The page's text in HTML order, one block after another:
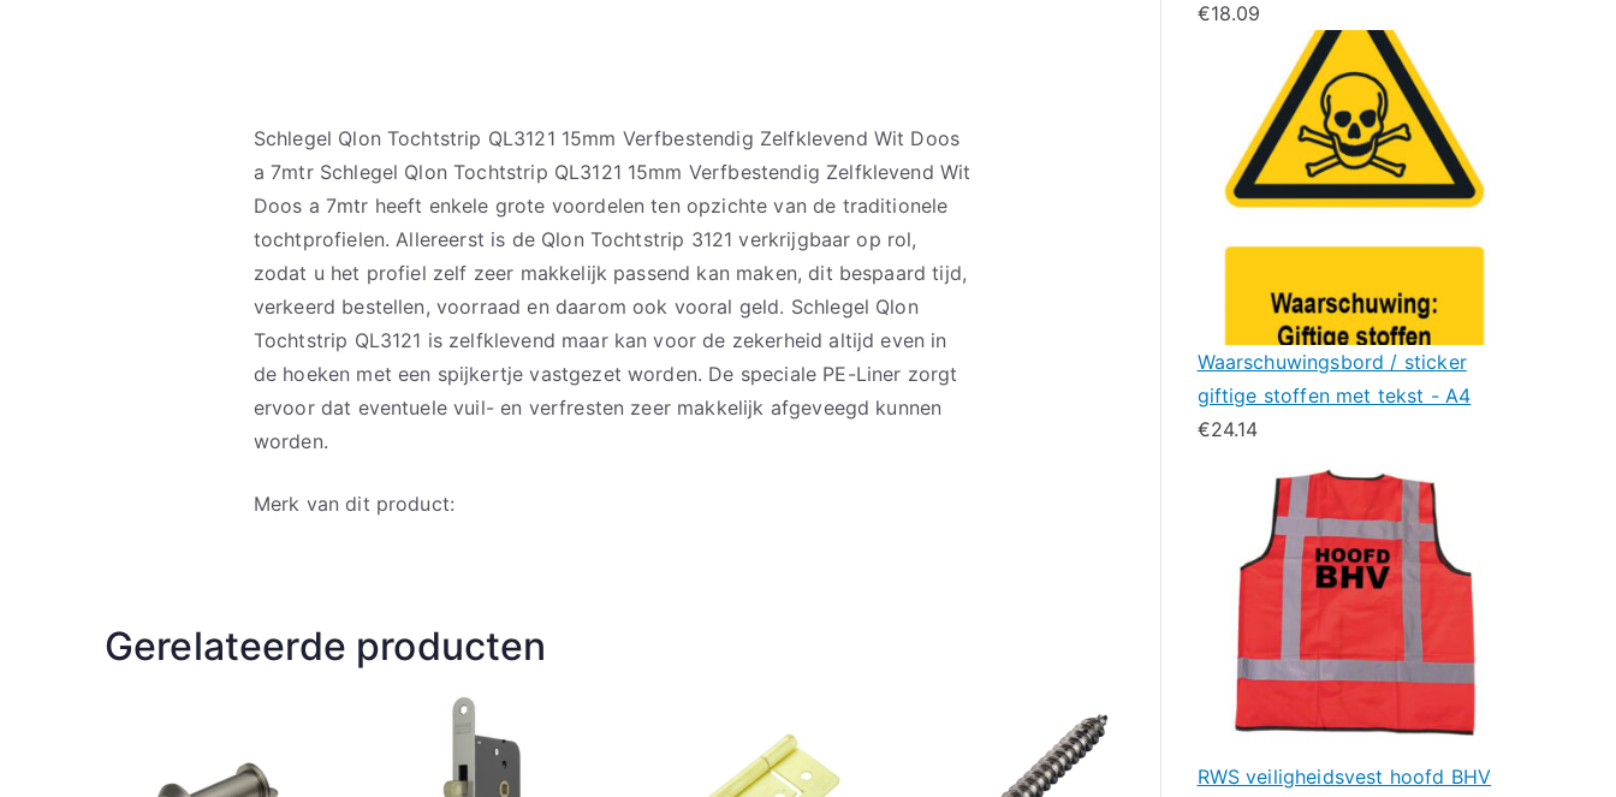
Schlegel Qlon Tochtstrip QL3121 15mm Verfbestendig Zelfklevend Wit Doos
a 7mtr Schlegel Qlon Tochtstrip QL3121 15mm Verfbestendig Zelfklevend Wit
Doos a 7mtr heeft enkele grote voordelen ten opzichte van de traditionele
tochtprofielen. Allereerst is de Qlon Tochtstrip 3121 verkrijgbaar op rol,
zodat u het profiel zelf zeer makkelijk passend kan maken, dit bespaard tijd,
verkeerd bestellen, voorraad en daarom ook vooral geld. Schlegel Qlon
Tochtstrip QL3121 is zelfklevend maar kan voor de zekerheid altijd even in
de hoeken met een spijkertje vastgezet worden. De speciale PE-Liner zorgt
ervoor dat eventuele vuil- en verfresten zeer makkelijk afgeveegd kunnen
worden.
Merk van dit product:
Gerelateerde producten
€18.09
Waarschuwingsbord / sticker
giftige stoffen met tekst - A4
€24.14
RWS veiligheidsvest hoofd BHV